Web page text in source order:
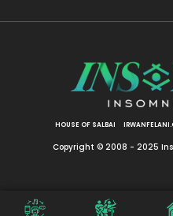
HOUSE OF SALBAI
Copyright © 2008 - 2025